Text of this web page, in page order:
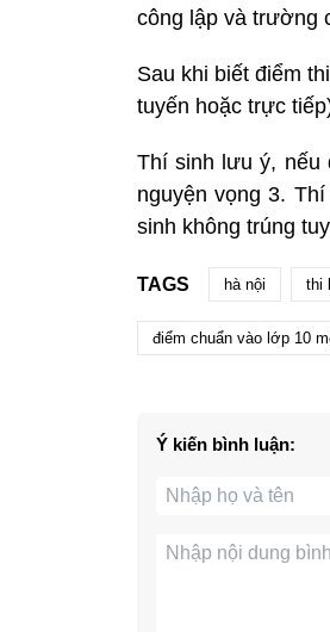
công lập và trường
Sau khi biết điểm
tuyến hoặc trực
Thí sinh lưu ý, nếu
nguyện vọng 3.
sinh không trúng
TAGS hà nội thi
điểm chuẩn vào lớp 10
Ý kiến bình luận: